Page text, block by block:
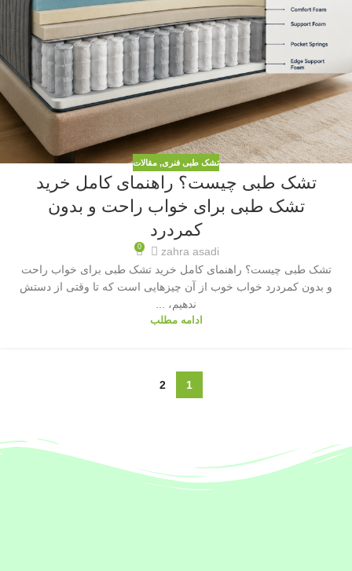
تشک طبی فنری, مقالات
تشک طبی چیست؟ راهنمای کامل خرید
تشک طبی برای خواب راحت و بدون
کمردرد
zahra asadi
0
تشک طبی چیست؟ راهنمای کامل خرید تشک طبی برای خواب راحت
و بدون کمردرد خواب خوب از آن چیزهایی است که تا وقتی از دستش
ندهیم، ...
ادامه مطلب
1
2